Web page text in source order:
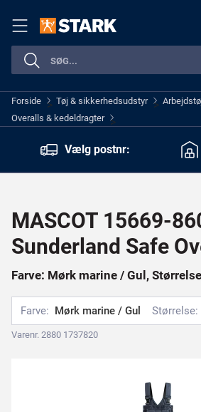
Forside > Tøj & sikkerhedsudstyr >
Overalls & kedeldragter >
Vælg postnr:
MASCOT 15669-
Sunderland Safe
Farve: Mørk marine / Gul,
Farve: Mørk marine / Gul Størrelse:
Varenr. 2880 1737820